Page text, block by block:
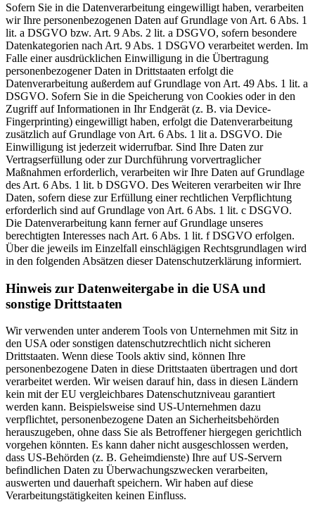
Sofern Sie in die Datenverarbeitung eingewilligt haben, verarbeiten
wir Ihre personenbezogenen Daten auf Grundlage von Art. 6 Abs. 1
lit. a DSGVO bzw. Art. 9 Abs. 2 lit. a DSGVO, sofern besondere
Datenkategorien nach Art. 9 Abs. 1 DSGVO verarbeitet werden. Im
Falle einer ausdrücklichen Einwilligung in die Übertragung
personenbezogener Daten in Drittstaaten erfolgt die
Datenverarbeitung außerdem auf Grundlage von Art. 49 Abs. 1 lit. a
DSGVO. Sofern Sie in die Speicherung von Cookies oder in den
Zugriff auf Informationen in Ihr Endgerät (z. B. via Device-
Fingerprinting) eingewilligt haben, erfolgt die Datenverarbeitung
zusätzlich auf Grundlage von Art. 6 Abs. 1 lit a. DSGVO. Die
Einwilligung ist jederzeit widerrufbar. Sind Ihre Daten zur
Vertragserfüllung oder zur Durchführung vorvertraglicher
Maßnahmen erforderlich, verarbeiten wir Ihre Daten auf Grundlage
des Art. 6 Abs. 1 lit. b DSGVO. Des Weiteren verarbeiten wir Ihre
Daten, sofern diese zur Erfüllung einer rechtlichen Verpflichtung
erforderlich sind auf Grundlage von Art. 6 Abs. 1 lit. c DSGVO.
Die Datenverarbeitung kann ferner auf Grundlage unseres
berechtigten Interesses nach Art. 6 Abs. 1 lit. f DSGVO erfolgen.
Über die jeweils im Einzelfall einschlägigen Rechtsgrundlagen wird
in den folgenden Absätzen dieser Datenschutzerklärung informiert.
Hinweis zur Datenweitergabe in die USA und
sonstige Drittstaaten
Wir verwenden unter anderem Tools von Unternehmen mit Sitz in
den USA oder sonstigen datenschutzrechtlich nicht sicheren
Drittstaaten. Wenn diese Tools aktiv sind, können Ihre
personenbezogene Daten in diese Drittstaaten übertragen und dort
verarbeitet werden. Wir weisen darauf hin, dass in diesen Ländern
kein mit der EU vergleichbares Datenschutzniveau garantiert
werden kann. Beispielsweise sind US-Unternehmen dazu
verpflichtet, personenbezogene Daten an Sicherheitsbehörden
herauszugeben, ohne dass Sie als Betroffener hiergegen gerichtlich
vorgehen könnten. Es kann daher nicht ausgeschlossen werden,
dass US-Behörden (z. B. Geheimdienste) Ihre auf US-Servern
befindlichen Daten zu Überwachungszwecken verarbeiten,
auswerten und dauerhaft speichern. Wir haben auf diese
Verarbeitungstätigkeiten keinen Einfluss.